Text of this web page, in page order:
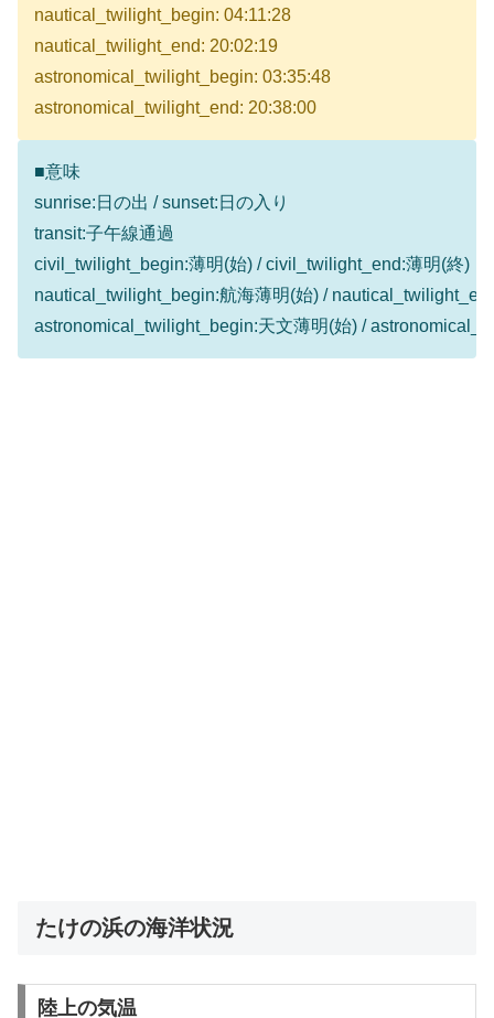
nautical_twilight_begin: 04:11:28
nautical_twilight_end: 20:02:19
astronomical_twilight_begin: 03:35:48
astronomical_twilight_end: 20:38:00
■意味
sunrise:日の出 / sunset:日の入り
transit:子午線通過
civil_twilight_begin:薄明(始) / civil_twilight_end:薄明(終)
nautical_twilight_begin:航海薄明(始) /
astronomical_twilight_begin:天文薄明(始) /
たけの浜の海洋状況
陸上の気温